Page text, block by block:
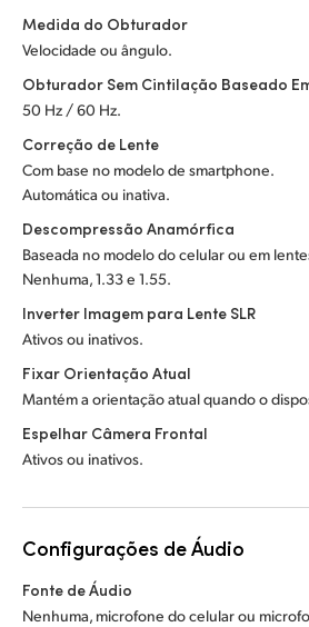
Medida do Obturador
Velocidade ou ângulo.
Obturador Sem Cintilação Baseado
50 Hz / 60 Hz.
Correção de Lente
Com base no modelo de smartphone.
Automática ou inativa.
Descompressão Anamórfica
Baseada no modelo do celular ou em
Nenhuma, 1.33 e 1.55.
Inverter Imagem para Lente SLR
Ativos ou inativos.
Fixar Orientação Atual
Mantém a orientação atual quando o
Espelhar Câmera Frontal
Ativos ou inativos.
Configurações de Áudio
Fonte de Áudio
Nenhuma, microfone do celular ou